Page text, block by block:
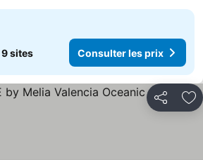
9 sites Consulter les prix
Partager